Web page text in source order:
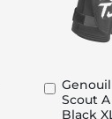
Scout
Black
Ajouter
au